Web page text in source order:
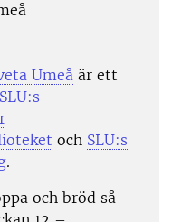
Umeå är ett
SLU:s
och SLU:s
.
och bröd så